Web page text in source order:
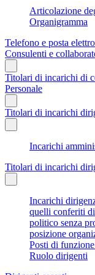
Articolazione
Organigramma
Telefono e posta
Consulenti e
Titolari di incarichi di
Personale
Titolari di incarichi
Incarichi
Titolari di incarichi
Incarichi
quelli conferiti
politico senza
posizione
Posti di
Ruolo dirigenti